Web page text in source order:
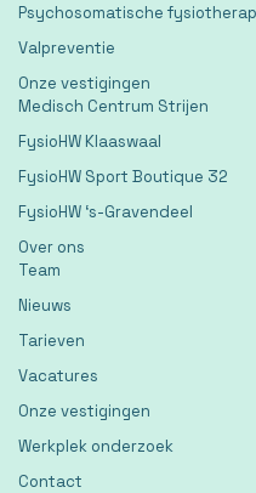
Psychosomatische
Valpreventie
Onze vestigingen
Medisch Centrum Strijen
FysioHW Klaaswaal
FysioHW Sport Boutique 32
FysioHW ‘s-Gravendeel
Over ons
Team
Nieuws
Tarieven
Vacatures
Onze vestigingen
Werkplek onderzoek
Contact